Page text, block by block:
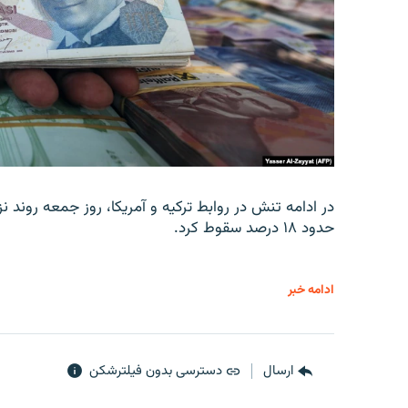
در ادامه تنش در روابط ترکیه و آمریکا، روز جمعه
حدود ۱۸ درصد سقوط کرد.
ادامه خبر
ارسال دسترسی بدون فیلترشکن